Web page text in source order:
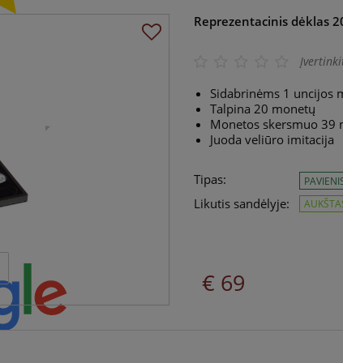
Reprezentacinis dėklas
Sidabrinėms 1 uncijos
Talpina 20 monetų
Monetos skersmuo 39
Juoda veliūro imitacija
Tipas:
Likutis sandėlyje:
€ 69